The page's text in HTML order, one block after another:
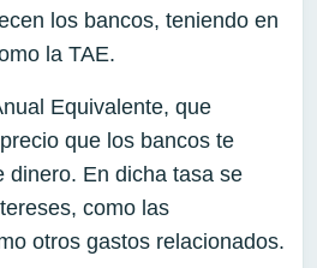
los bancos, teniendo en
la TAE.
Equivalente, que
que los bancos te
dinero. En dicha tasa se
como las
otros gastos relacionados.